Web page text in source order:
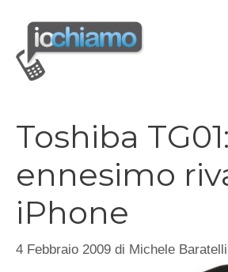
contenuto
Toshiba TG01:
ennesimo
iPhone
4 Febbraio 2009 di Michele Baratelli